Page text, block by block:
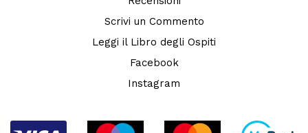
Scrivi un Commento
Leggi il Libro degli Ospiti
Facebook
Instagram